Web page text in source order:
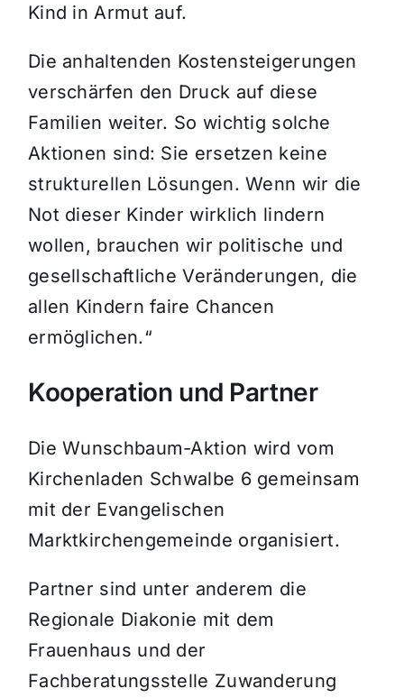
Kind in Armut auf.
Die anhaltenden Kostensteigerungen
verschärfen den Druck auf diese
Familien weiter. So wichtig solche
Aktionen sind: Sie ersetzen keine
strukturellen Lösungen. Wenn wir die
Not dieser Kinder wirklich lindern
wollen, brauchen wir politische und
gesellschaftliche Veränderungen, die
allen Kindern faire Chancen
ermöglichen.“
Kooperation und Partner
Die Wunschbaum-Aktion wird vom
Kirchenladen Schwalbe 6 gemeinsam
mit der Evangelischen
Marktkirchengemeinde organisiert.
Partner sind unter anderem die
Regionale Diakonie mit dem
Frauenhaus und der
Fachberatungsstelle Zuwanderung